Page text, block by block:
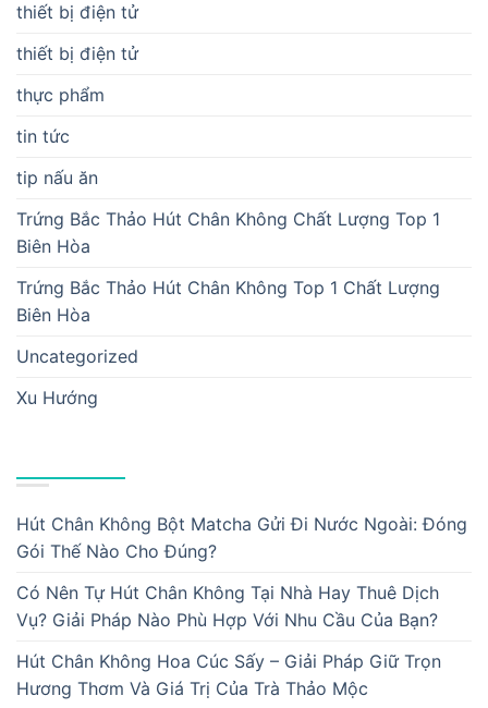
thiết bị điện tử
thiết bị điện tử
thực phẩm
tin tức
tip nấu ăn
Trứng Bắc Thảo Hút Chân Không Chất Lượng Top 1
Biên Hòa
Trứng Bắc Thảo Hút Chân Không Top 1 Chất Lượng
Biên Hòa
Uncategorized
Xu Hướng
Hút Chân Không Bột Matcha Gửi Đi Nước Ngoài: Đóng
Gói Thế Nào Cho Đúng?
Có Nên Tự Hút Chân Không Tại Nhà Hay Thuê Dịch
Vụ? Giải Pháp Nào Phù Hợp Với Nhu Cầu Của Bạn?
Hút Chân Không Hoa Cúc Sấy – Giải Pháp Giữ Trọn
Hương Thơm Và Giá Trị Của Trà Thảo Mộc